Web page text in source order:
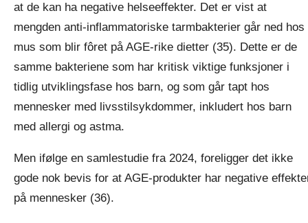
at de kan ha negative helseeffekter. Det er vist at
mengden anti-inflammatoriske tarmbakterier går ned hos
mus som blir fôret på AGE-rike dietter (35). Dette er de
samme bakteriene som har kritisk viktige funksjoner i
tidlig utviklingsfase hos barn, og som går tapt hos
mennesker med livsstilsykdommer, inkludert hos barn
med allergi og astma.
Men ifølge en samlestudie fra 2024, foreligger det ikke
gode nok bevis for at AGE-produkter har negative
på mennesker (36).